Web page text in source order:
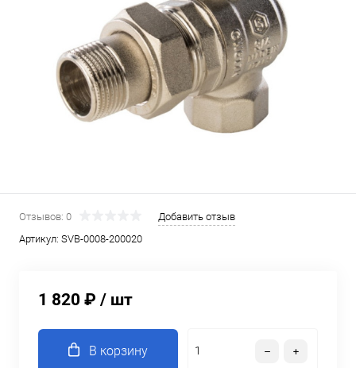
Отзывов: 0
Добавить отзыв
Артикул: SVB-0008-200020
1 820 ₽ / шт
В корзину